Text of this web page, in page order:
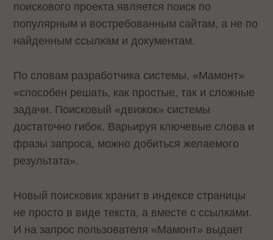
поискового проекта является поиск по
популярным и востребованным сайтам, а не по
найденным ссылкам и документам.
По словам разработчика системы, «Мамонт»
«способен решать, как простые, так и сложные
задачи. Поисковый «движок» системы
достаточно гибок. Варьируя ключевые слова и
фразы запроса, можно добиться желаемого
результата».
Новый поисковик хранит в индексе страницы
не просто в виде текста, а вместе с ссылками.
И на запрос пользователя «Мамонт» выдает